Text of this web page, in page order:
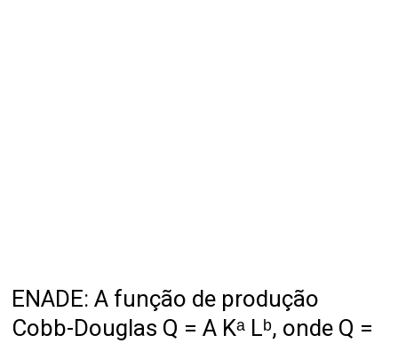
ENADE: A função de produção
Cobb-Douglas Q = A Kᵃ Lᵇ, onde Q =